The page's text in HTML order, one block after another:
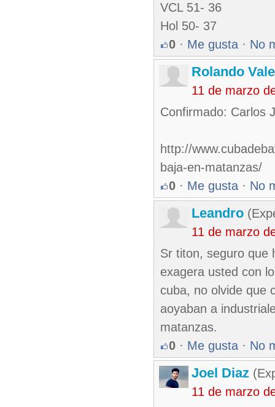
VCL 51- 36
Hol 50- 37
0 · Me gusta · No
Rolando
11 de marzo
Confirmado: Carlos
http://
baja-en-matanzas/
0 · Me gusta · No
Leandro
11 de marzo
Sr titon, seguro que
exagera usted con
cuba, no olvide que
aoyaban a
matanzas.
0 · Me gusta · No
Joel Diaz
11 de marzo